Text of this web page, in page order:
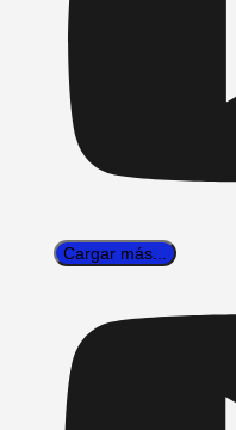
Cargar más...